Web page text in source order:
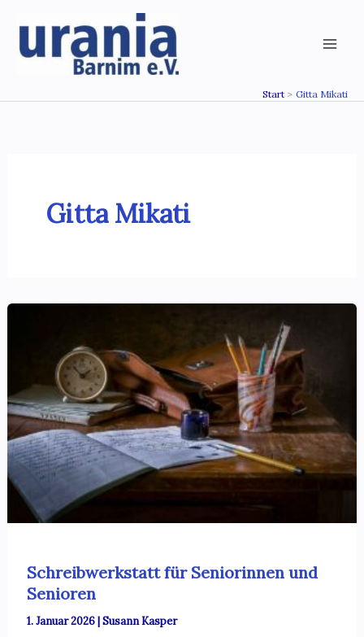
Inhalt
springen
Start Gitta Mikati
Gitta Mikati
Schreibwerkstatt für Seniorinnen und
Senioren
1. Januar 2026|Susann Kasper